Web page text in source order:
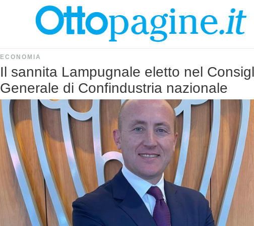
ECONOMIA
Il sannita Lampugnale eletto nel
Generale di Confindustria nazionale